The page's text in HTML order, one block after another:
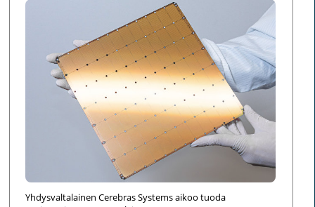
Yhdysvaltalainen Cerebras Systems aikoo tuoda